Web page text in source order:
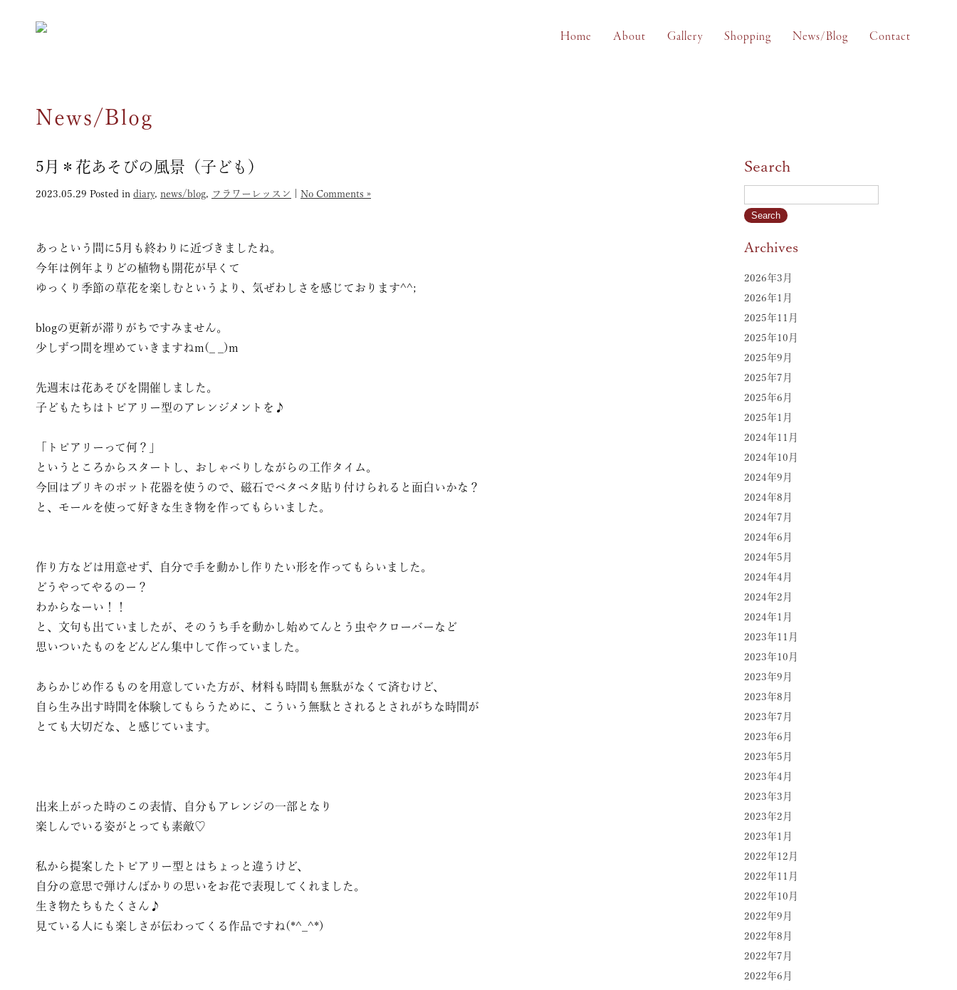
Home About Gallery Shopping News/Blog Contact
News/Blog
5月＊花あそびの風景（子ども）
2023.05.29 Posted in diary, news/blog, フラワーレッスン No Comments »
あっという間に5月も終わりに近づきましたね。
今年は例年よりどの植物も開花が早くて
ゆっくり季節の草花を楽しむというより、気ぜわしさを感じております^^;
blogの更新が滞りがちですみません。
少しずつ間を埋めていきますねm(_ _)m
先週末は花あそびを開催しました。
子どもたちはトピアリー型のアレンジメントを♪
「トピアリーって何？」
というところからスタートし、おしゃべりしながらの工作タイム。
今回はブリキのポット花器を使うので、磁石でペタペタ貼り付けられると面白いかな？
と、モールを使って好きな生き物を作ってもらいました。
作り方などは用意せず、自分で手を動かし作りたい形を作ってもらいました。
どうやってやるのー？
わからなーい！！
と、文句も出ていましたが、そのうち手を動かし始めてんとう虫やクローバーなど
思いついたものをどんどん集中して作っていました。
あらかじめ作るものを用意していた方が、材料も時間も無駄がなくて済むけど、
自ら生み出す時間を体験してもらうために、こういう無駄とされるとされがちな時間が
とても大切だな、と感じています。
出来上がった時のこの表情、自分もアレンジの一部となり
楽しんでいる姿がとっても素敵♡
私から提案したトピアリー型とはちょっと違うけど、
自分の意思で弾けんばかりの思いをお花で表現してくれました。
生き物たちもたくさん♪
見ている人にも楽しさが伝わってくる作品ですね(*^_^*)
Search
Archives
2026年3月
2026年1月
2025年11月
2025年10月
2025年9月
2025年7月
2025年6月
2025年1月
2024年11月
2024年10月
2024年9月
2024年8月
2024年7月
2024年6月
2024年5月
2024年4月
2024年2月
2024年1月
2023年11月
2023年10月
2023年9月
2023年8月
2023年7月
2023年6月
2023年5月
2023年4月
2023年3月
2023年2月
2023年1月
2022年12月
2022年11月
2022年10月
2022年9月
2022年8月
2022年7月
2022年6月